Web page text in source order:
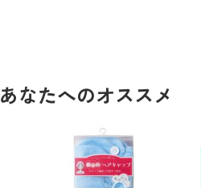
あなたへのオススメ